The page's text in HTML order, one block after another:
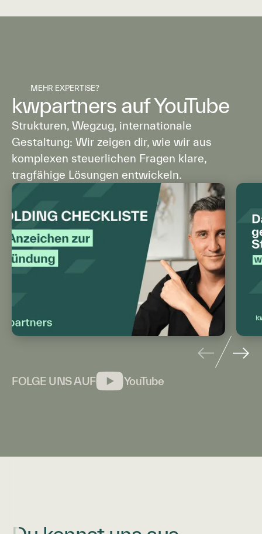
MEHR EXPERTISE?
kwpartners auf YouTube
Strukturen, Wegzug, internationale
Gestaltung: Wir zeigen dir, wie wir aus
komplexen steuerlichen Fragen klare,
tragfähige Lösungen entwickeln.
FOLGE UNS AUF YouTube